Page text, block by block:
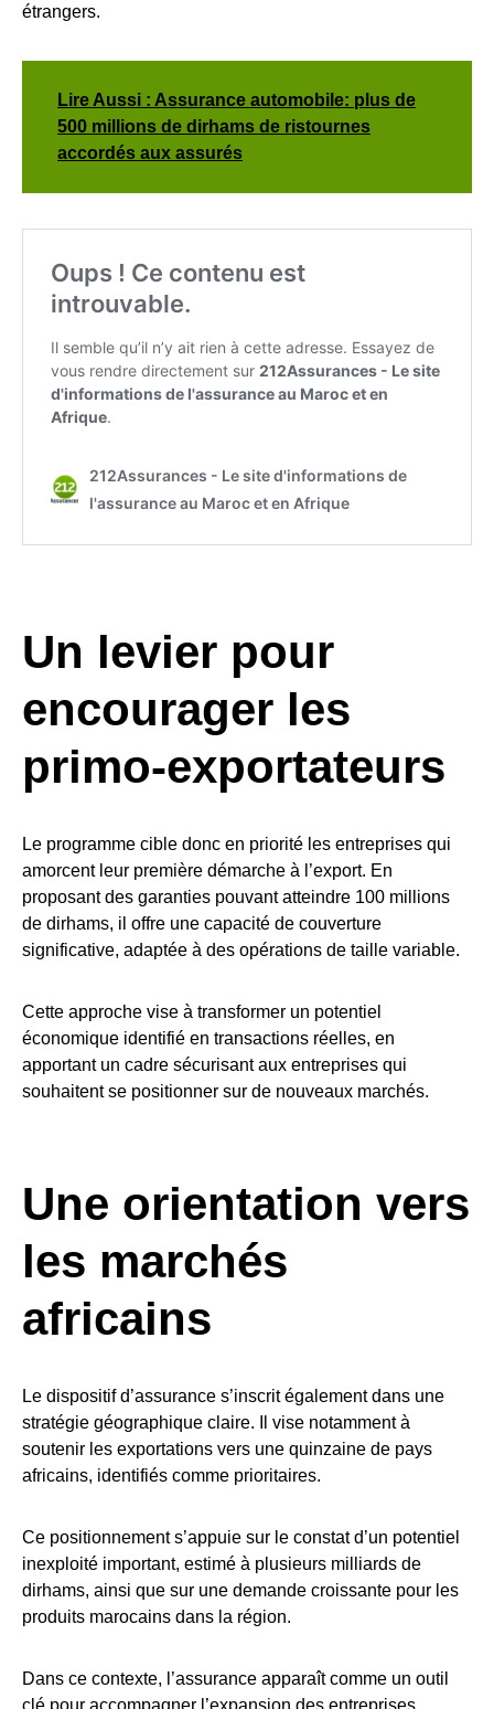
étrangers.
Lire Aussi : Assurance automobile: plus de
500 millions de dirhams de ristournes
accordés aux assurés
Un levier pour
encourager les
primo-exportateurs
Le programme cible donc en priorité les entreprises qui
amorcent leur première démarche à l’export. En
proposant des garanties pouvant atteindre 100 millions
de dirhams, il offre une capacité de couverture
significative, adaptée à des opérations de taille variable.
Cette approche vise à transformer un potentiel
économique identifié en transactions réelles, en
apportant un cadre sécurisant aux entreprises qui
souhaitent se positionner sur de nouveaux marchés.
Une orientation vers
les marchés
africains
Le dispositif d’assurance s’inscrit également dans une
stratégie géographique claire. Il vise notamment à
soutenir les exportations vers une quinzaine de pays
africains, identifiés comme prioritaires.
Ce positionnement s’appuie sur le constat d’un potentiel
inexploité important, estimé à plusieurs milliards de
dirhams, ainsi que sur une demande croissante pour les
produits marocains dans la région.
Dans ce contexte, l’assurance apparaît comme un outil